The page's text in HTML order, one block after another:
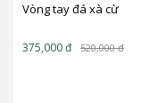
Vòng tay đá xà cừ
520,000đ
375,000đ